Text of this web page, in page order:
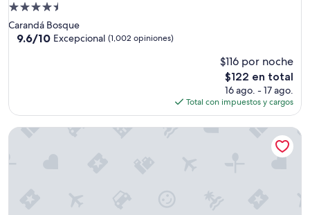
Propiedad
de
4.5
Carandá Bosque
9.6
9.6/10 Excepcional (1,002 opiniones)
$116 por noche
El
precio
actual
es
de
$122 en total
16 ago. - 17 ago.
Total con impuestos y cargos
Bonito Ecotel